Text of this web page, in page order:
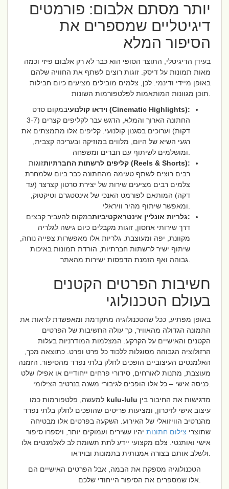
יותר מסתם אלבום: פורמטים
דיגיטליים שמספרים את
הסיפור המלא
בעידן הדיגיטלי, התוצר הסופי הוא כבר לא רק אלבום פיזי וכמה
מאות תמונות על דיסק. זוגות רוצים לשתף את החוויה שלהם
באופן מיידי ודינמי. לכן, צלמים מובילים מציעים כיום חבילות
וידאו קולנועי (Cinematic Highlights):
במקום סרט
החתונה הארוך והמלא, הדגש עבר לקליפים קצרים (3-7
דקות) וערוכים בסגנון קולנועי. קליפים אלו מתמצתים את
רגעי השיא של היום, מלווים במוזיקה ובעריכה קצבית,
קליפים לרשתות החברתיות (Reels & Shorts):
זוגות
רבים רוצים לשתף טעימה מהחתונה כבר ביום שלמחרת.
צלמים רבים מציעים שירות של יצירת סרטון קצרצר (עד
דקה) המותאם לפורמט האנכי של אינסטגרם וטיקטוק,
גלריות אונליין אינטראקטיביות:
במקום להעביר קבצים
דרך שירותי אחסון, זוגות מקבלים כיום גישה לגלריה
מקוונת, יפה ומעוצבת. גלריות אלו מאפשרות צפייה נוחה,
שיתוף ישיר לרשתות חברתיות, הורדת תמונות באיכות
חשיבות הפרטים הקטנים
בעולם הטכנולוגי
באופן מפתיע, ככל שהטכנולוגיה מתקדמת ומאפשרת לראות את
התמונה הגדולה מהאוויר, כך עולה החשיבות של הפרטים
הקטנים והאישיים על הקרקע. המצלמות המודרניות בעלות
הרזולוציה הגבוהה מסוגלות ללכוד כל פרט ופרט. כתוצאה מכך,
האלמנטים העיצוביים הופכים לחלק בלתי נפרד מהסיפור. הזמנה
מעוצבת, מתנות לאורחים, סידורי פרחים ייחודיים או אפילו שלט
למעשה, פלטפורמות כמוkulu-luluמדגישות את החיבור בין
עיצוב אישי לזיכרון, ומציעות פריטים שהופכים לחלק בלתי נפרד
מהנרטיב הוויזואלי של האירוע. השקעה בפרטים אלו מבטיחה
שתוצריצילום חתונותיהיו עשירים ועמוקים יותר, ויספרו סיפור
אישי ואותנטי. צלם מקצועי יידע לתת תשומת לב לאלמנטים אלו
הטכנולוגיה מספקת את הבמה, אבל הפרטים האישיים הם